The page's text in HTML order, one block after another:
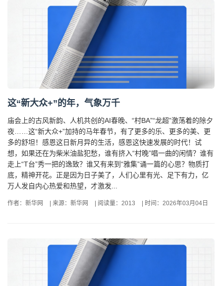
这“新大众+”的年，气象万千
庙会上的古风新韵、人机共创的AI春晚、“村BA”“龙超”激荡着的除夕
夜……这“新大众+”加持的马年春节，有了更多的乐、更多的美、更
多的舒坦！感恩这日新月异的生活，感恩这快速发展的时代！试
想，如果还在为柴米油盐犯愁，谁有挤入“村晚”唱一曲的闲情？谁有
走上“T台”秀一把的逸致？谁又有来到“雅集”诵一篇的心思？物质打
底，精神开花。正是因为日子美了，人们心里有光、足下有力，亿
万人发自内心热爱和热望，才激发...
作者：新华网 来源：新华网 阅读量：2013 时间：2026年03月04日